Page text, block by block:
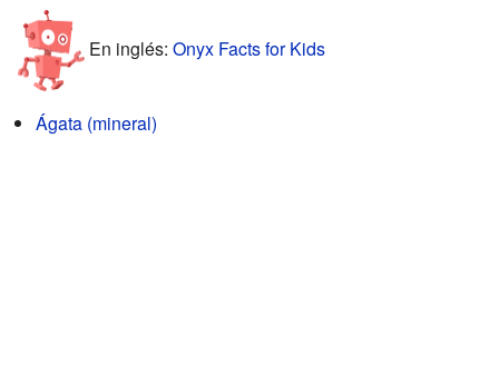
En inglés: Onyx Facts for Kids
Ágata (mineral)